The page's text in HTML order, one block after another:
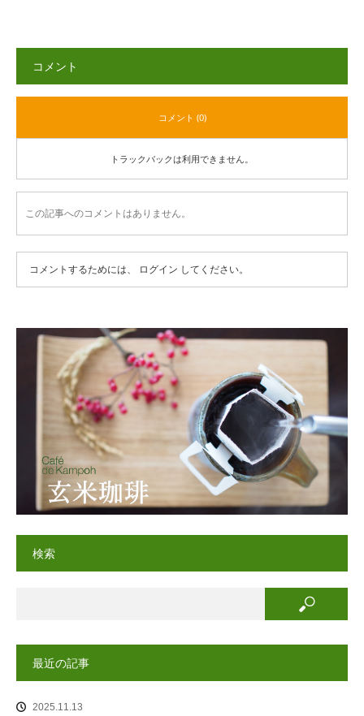
コメント
コメント (0)
トラックバックは利用できません。
この記事へのコメントはありません。
コメントするためには、 ログイン してください。
検索
最近の記事
2025.11.13